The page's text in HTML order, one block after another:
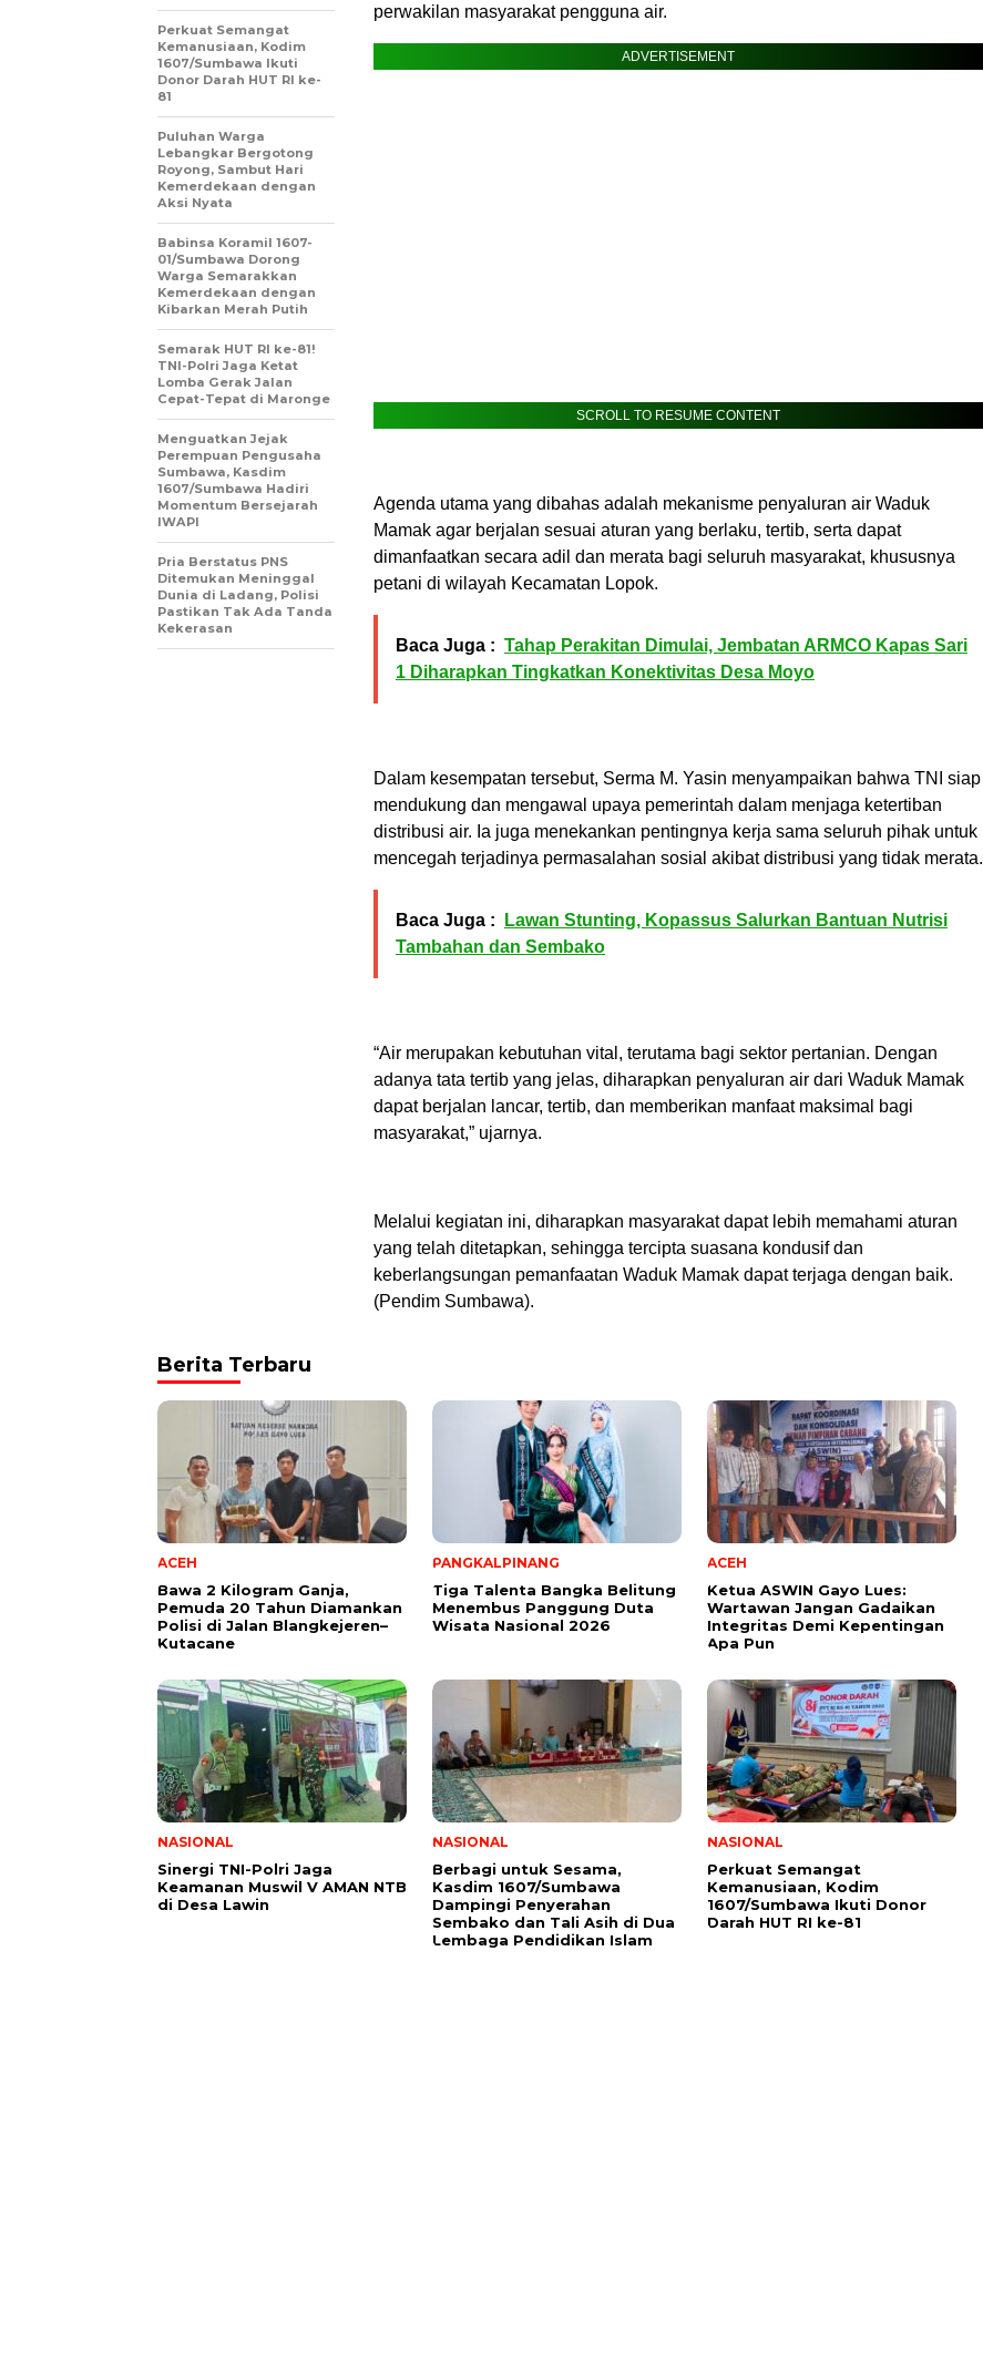
perwakilan masyarakat pengguna air.
ADVERTISEMENT
SCROLL TO RESUME CONTENT
Agenda utama yang dibahas adalah mekanisme penyaluran air Waduk
Mamak agar berjalan sesuai aturan yang berlaku, tertib, serta dapat
dimanfaatkan secara adil dan merata bagi seluruh masyarakat, khususnya
petani di wilayah Kecamatan Lopok.
Baca Juga : Tahap Perakitan Dimulai, Jembatan ARMCO Kapas Sari
1 Diharapkan Tingkatkan Konektivitas Desa Moyo
Dalam kesempatan tersebut, Serma M. Yasin menyampaikan bahwa TNI siap
mendukung dan mengawal upaya pemerintah dalam menjaga ketertiban
distribusi air. Ia juga menekankan pentingnya kerja sama seluruh pihak untuk
mencegah terjadinya permasalahan sosial akibat distribusi yang tidak merata.
Baca Juga :
Lawan Stunting, Kopassus Salurkan Bantuan Nutrisi
Tambahan dan Sembako
“Air merupakan kebutuhan vital, terutama bagi sektor pertanian. Dengan
adanya tata tertib yang jelas, diharapkan penyaluran air dari Waduk Mamak
dapat berjalan lancar, tertib, dan memberikan manfaat maksimal bagi
masyarakat,” ujarnya.
Melalui kegiatan ini, diharapkan masyarakat dapat lebih memahami aturan
yang telah ditetapkan, sehingga tercipta suasana kondusif dan
keberlangsungan pemanfaatan Waduk Mamak dapat terjaga dengan baik.
(Pendim Sumbawa).
Perkuat Semangat
Kemanusiaan, Kodim
1607/Sumbawa Ikuti
Donor Darah HUT RI ke-
81
Puluhan Warga
Lebangkar Bergotong
Royong, Sambut Hari
Kemerdekaan dengan
Aksi Nyata
Babinsa Koramil 1607-
01/Sumbawa Dorong
Warga Semarakkan
Kemerdekaan dengan
Kibarkan Merah Putih
Semarak HUT RI ke-81!
TNI-Polri Jaga Ketat
Lomba Gerak Jalan
Cepat-Tepat di Maronge
Menguatkan Jejak
Perempuan Pengusaha
Sumbawa, Kasdim
1607/Sumbawa Hadiri
Momentum Bersejarah
IWAPI
Pria Berstatus PNS
Ditemukan Meninggal
Dunia di Ladang, Polisi
Pastikan Tak Ada Tanda
Kekerasan
Berita Terbaru
ACEH
Bawa 2 Kilogram Ganja,
Pemuda 20 Tahun Diamankan
Polisi di Jalan Blangkejeren–
Kutacane
PANGKALPINANG
Tiga Talenta Bangka Belitung
Menembus Panggung Duta
Wisata Nasional 2026
ACEH
Ketua ASWIN Gayo Lues:
Wartawan Jangan Gadaikan
Integritas Demi Kepentingan
Apa Pun
NASIONAL
‎Sinergi TNI-Polri Jaga
Keamanan Muswil V AMAN NTB
di Desa Lawin
NASIONAL
Berbagi untuk Sesama,
Kasdim 1607/Sumbawa
Dampingi Penyerahan
Sembako dan Tali Asih di Dua
Lembaga Pendidikan Islam
NASIONAL
Perkuat Semangat
Kemanusiaan, Kodim
1607/Sumbawa Ikuti Donor
Darah HUT RI ke-81